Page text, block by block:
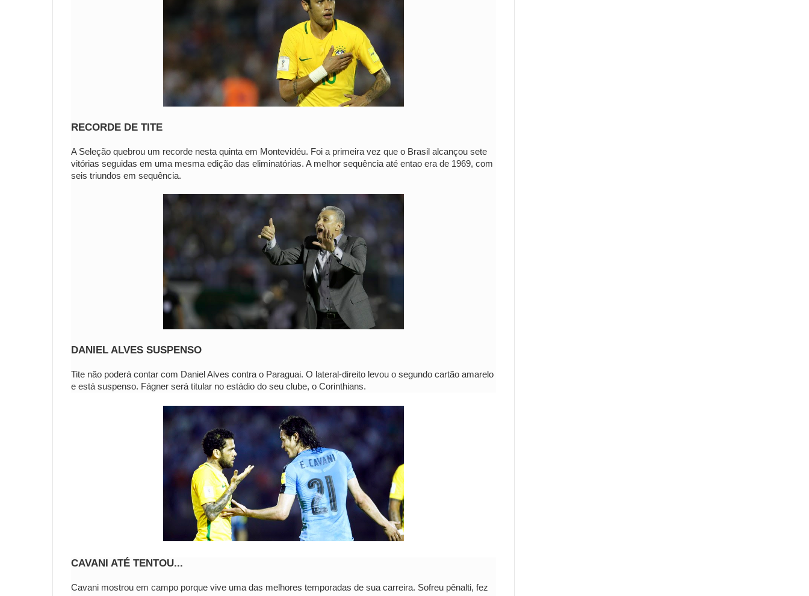
RECORDE DE TITE
A Seleção quebrou um recorde nesta quinta em Montevidéu. Foi a primeira vez que o Brasil alcançou sete
vitórias seguidas em uma mesma edição das eliminatórias. A melhor sequência até entao era de 1969, com
seis triundos em sequência.
DANIEL ALVES SUSPENSO
Tite não poderá contar com Daniel Alves contra o Paraguai. O lateral-direito levou o segundo cartão amarelo
e está suspenso. Fágner será titular no estádio do seu clube, o Corinthians.
CAVANI ATÉ TENTOU...
Cavani mostrou em campo porque vive uma das melhores temporadas de sua carreira. Sofreu pênalti, fez